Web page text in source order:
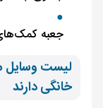
جعبه
لیست وسایل
خانگی دارند